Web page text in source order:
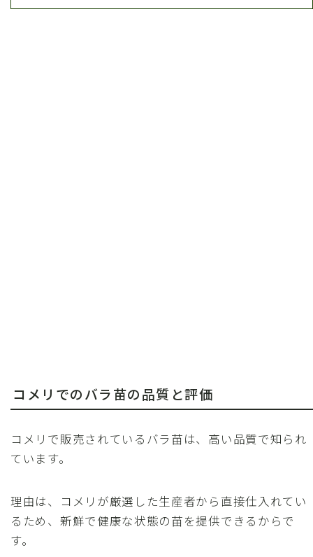
コメリでのバラ苗の品質と評価
コメリで販売されているバラ苗は、高い品質で知られ
ています。
理由は、コメリが厳選した生産者から直接仕入れてい
るため、新鮮で健康な状態の苗を提供できるからで
す。